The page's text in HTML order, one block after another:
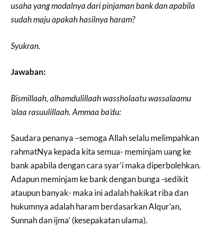
usaha yang modalnya dari pinjaman bank dan apabila
sudah maju apakah hasilnya haram?
Syukran.
Jawaban:
Bismillaah, alhamdulillaah wassholaatu wassalaamu
‘alaa rasuulillaah. Ammaa ba’du:
Saudara penanya –semoga Allah selalu melimpahkan
rahmatNya kepada kita semua- meminjam uang ke
bank apabila dengan cara syar’i maka diperbolehkan.
Adapun meminjam ke bank dengan bunga -sedikit
ataupun banyak- maka ini adalah hakikat riba dan
hukumnya adalah haram berdasarkan Alqur’an,
Sunnah dan ijma’ (kesepakatan ulama).